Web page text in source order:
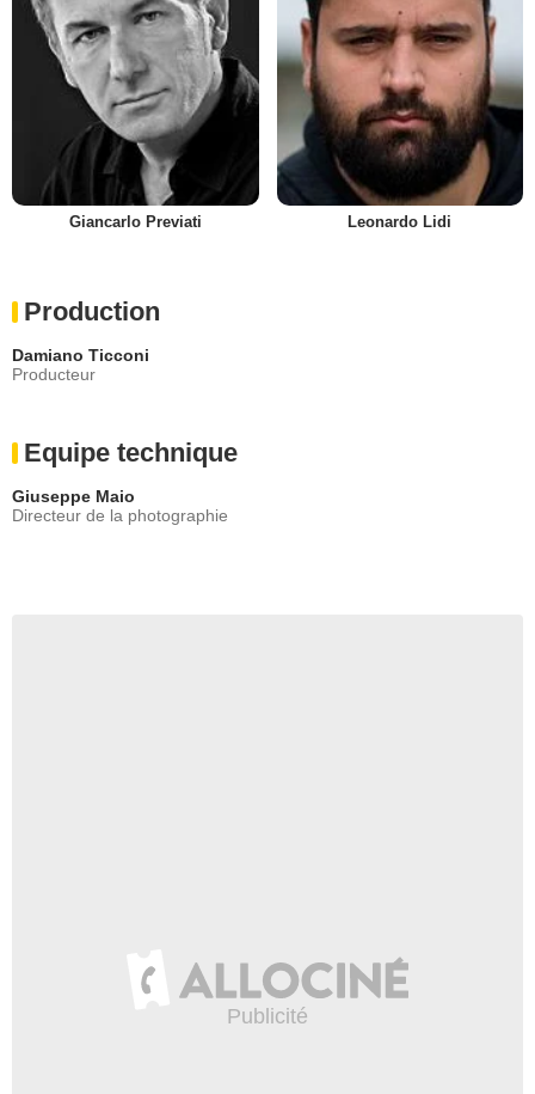
Giancarlo Previati Leonardo Lidi
Production
Damiano Ticconi
Producteur
Equipe technique
Giuseppe Maio
Directeur de la photographie